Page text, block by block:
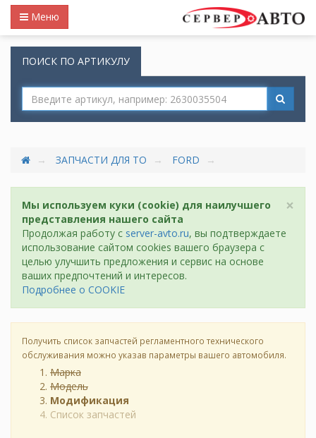
Меню
ПОИСК ПО АРТИКУЛУ
ЗАПЧАСТИ ДЛЯ ТО FORD
×
Мы используем куки (cookie) для наилучшего
представления нашего сайта
Продолжая работу с server-avto.ru, вы подтверждаете
использование сайтом cookies вашего браузера с
целью улучшить предложения и сервис на основе
ваших предпочтений и интересов.
Подробнее о COOKIE
Получить список запчастей регламентного технического
обслуживания можно указав параметры вашего автомобиля.
Марка
Модель
Модификация
Список запчастей